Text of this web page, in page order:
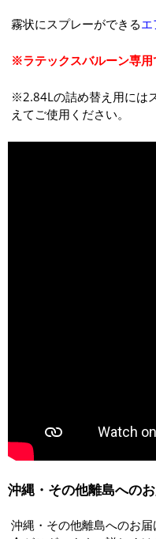
霧状にスプレーができる
※ラテックスバルーン専用
※2.84Lの詰め替え用には
えてご使用ください。
沖縄・その他離島への
沖縄・その他離島へのお